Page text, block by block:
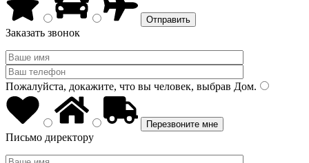
Заказать звонок
Пожалуйста, докажите, что вы человек, выбрав Дом.
Письмо директору